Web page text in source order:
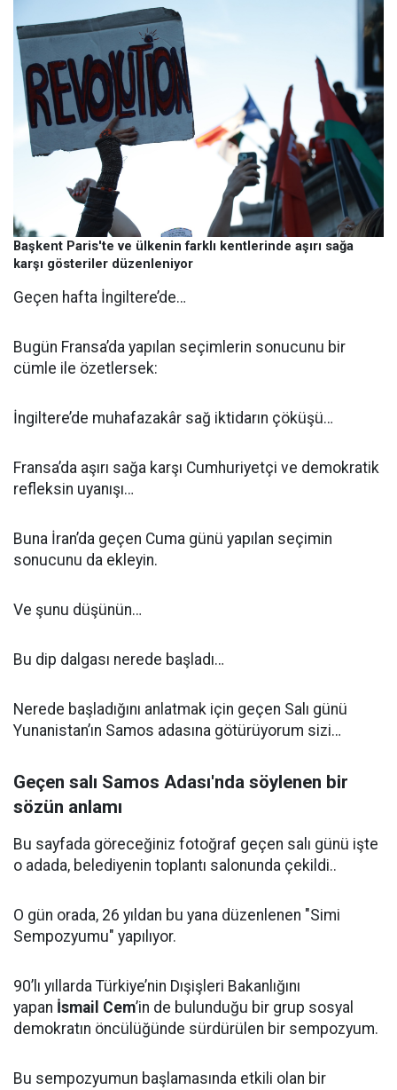
Başkent Paris'te ve ülkenin farklı kentlerinde aşırı sağa
karşı gösteriler düzenleniyor
Geçen hafta İngiltere’de…
Bugün Fransa’da yapılan seçimlerin sonucunu bir
cümle ile özetlersek:
İngiltere’de muhafazakâr sağ iktidarın çöküşü…
Fransa’da aşırı sağa karşı Cumhuriyetçi ve demokratik
refleksin uyanışı…
Buna İran’da geçen Cuma günü yapılan seçimin
sonucunu da ekleyin.
Ve şunu düşünün…
Bu dip dalgası nerede başladı…
Nerede başladığını anlatmak için geçen Salı günü
Yunanistan’ın Samos adasına götürüyorum sizi…
Geçen salı Samos Adası'nda söylenen bir
sözün anlamı
Bu sayfada göreceğiniz fotoğraf geçen salı günü işte
o adada, belediyenin toplantı salonunda çekildi..
O gün orada, 26 yıldan bu yana düzenlenen "Simi
Sempozyumu" yapılıyor.
90’lı yıllarda Türkiye’nin Dışişleri Bakanlığını
yapan İsmail Cem’in de bulunduğu bir grup sosyal
demokratın öncülüğünde sürdürülen bir sempozyum.
Bu sempozyumun başlamasında etkili olan bir